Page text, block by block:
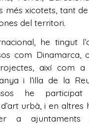
més xicotets, tant
del territori.
he tingut
com Dinamarca,
així com a
i l’illa de la
he
urbà, i en altres
a ajuntaments